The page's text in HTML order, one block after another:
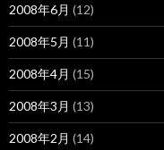
2008年6月 (12)
2008年5月 (11)
2008年4月 (15)
2008年3月 (13)
2008年2月 (14)